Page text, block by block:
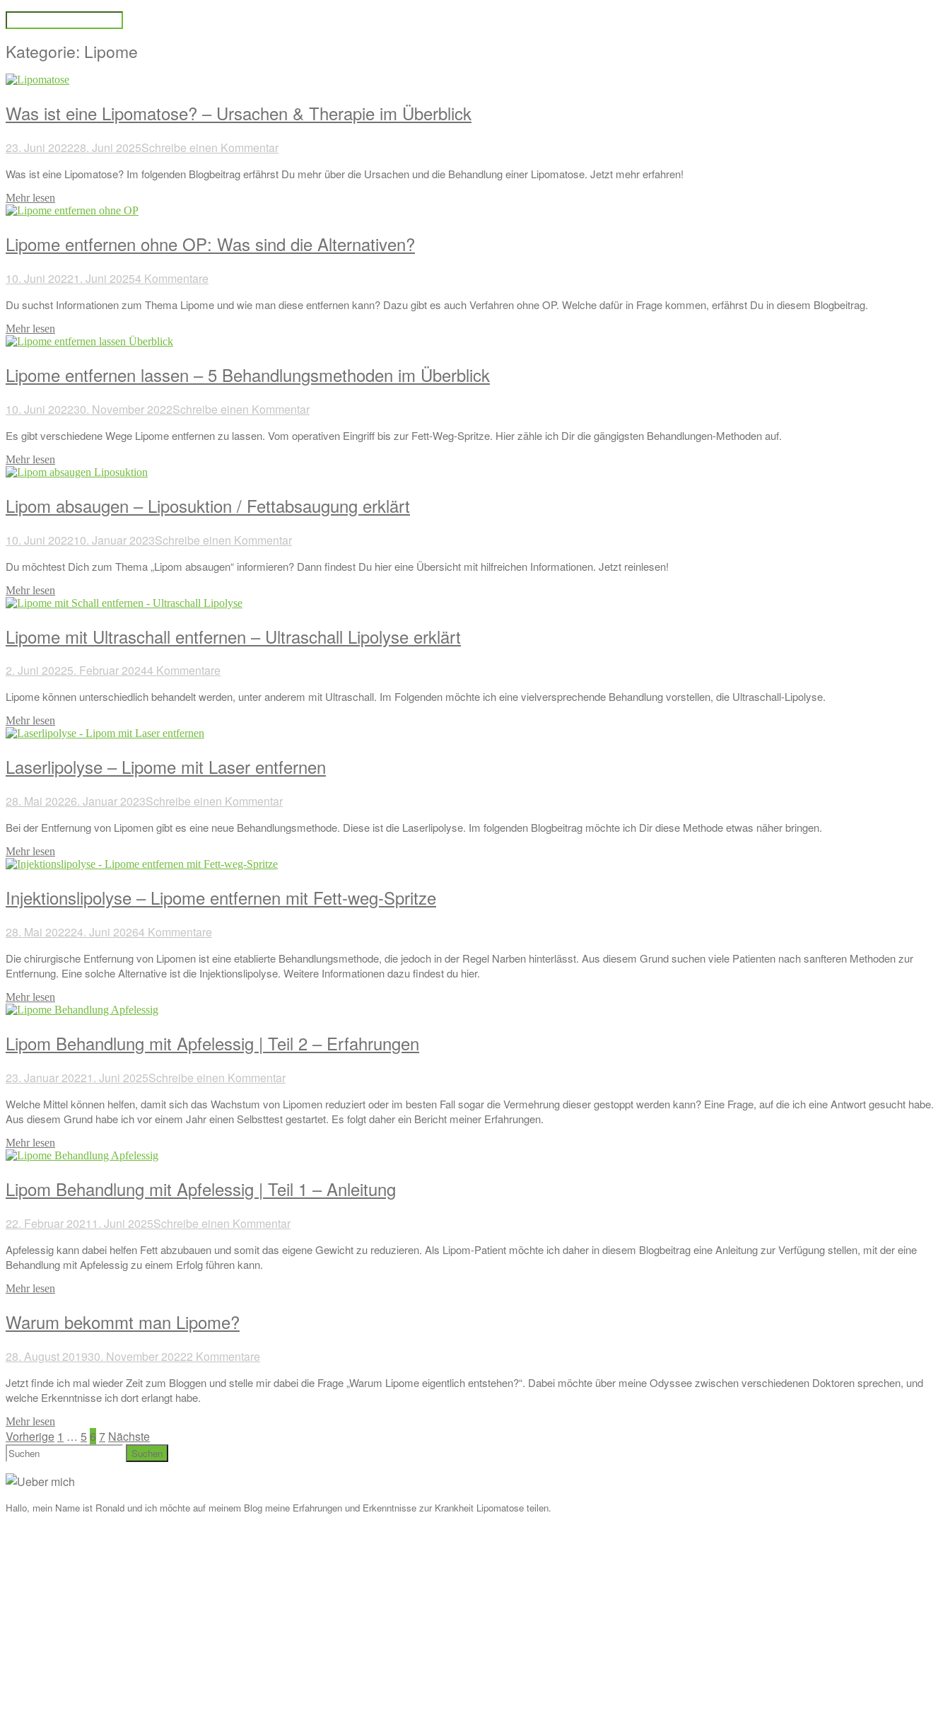
Kategorie: Lipome
Was ist eine Lipomatose? – Ursachen & Therapie im Überblick
23. Juni 202228. Juni 2025Schreibe einen Kommentar
Was ist eine Lipomatose? Im folgenden Blogbeitrag erfährst Du mehr über die Ursachen und die Behandlung einer Lipomatose. Jetzt mehr erfahren!
Mehr lesen
Lipome entfernen ohne OP: Was sind die Alternativen?
10. Juni 20221. Juni 20254 Kommentare
Du suchst Informationen zum Thema Lipome und wie man diese entfernen kann? Dazu gibt es auch Verfahren ohne OP. Welche dafür in Frage kommen, erfährst Du in diesem Blogbeitrag.
Mehr lesen
Lipome entfernen lassen – 5 Behandlungsmethoden im Überblick
10. Juni 202230. November 2022Schreibe einen Kommentar
Es gibt verschiedene Wege Lipome entfernen zu lassen. Vom operativen Eingriff bis zur Fett-Weg-Spritze. Hier zähle ich Dir die gängigsten Behandlungen-Methoden auf.
Mehr lesen
Lipom absaugen – Liposuktion / Fettabsaugung erklärt
10. Juni 202210. Januar 2023Schreibe einen Kommentar
Du möchtest Dich zum Thema „Lipom absaugen“ informieren? Dann findest Du hier eine Übersicht mit hilfreichen Informationen. Jetzt reinlesen!
Mehr lesen
Lipome mit Ultraschall entfernen – Ultraschall Lipolyse erklärt
2. Juni 20225. Februar 20244 Kommentare
Lipome können unterschiedlich behandelt werden, unter anderem mit Ultraschall. Im Folgenden möchte ich eine vielversprechende Behandlung vorstellen, die Ultraschall-Lipolyse.
Mehr lesen
Laserlipolyse – Lipome mit Laser entfernen
28. Mai 20226. Januar 2023Schreibe einen Kommentar
Bei der Entfernung von Lipomen gibt es eine neue Behandlungsmethode. Diese ist die Laserlipolyse. Im folgenden Blogbeitrag möchte ich Dir diese Methode etwas näher bringen.
Mehr lesen
Injektionslipolyse – Lipome entfernen mit Fett-weg-Spritze
28. Mai 202224. Juni 20264 Kommentare
Die chirurgische Entfernung von Lipomen ist eine etablierte Behandlungsmethode, die jedoch in der Regel Narben hinterlässt. Aus diesem Grund suchen viele Patienten nach sanfteren Methoden zur
Entfernung. Eine solche Alternative ist die Injektionslipolyse. Weitere Informationen dazu findest du hier.
Mehr lesen
Lipom Behandlung mit Apfelessig | Teil 2 – Erfahrungen
23. Januar 20221. Juni 2025Schreibe einen Kommentar
Welche Mittel können helfen, damit sich das Wachstum von Lipomen reduziert oder im besten Fall sogar die Vermehrung dieser gestoppt werden kann? Eine Frage, auf die ich eine Antwort gesucht habe.
Aus diesem Grund habe ich vor einem Jahr einen Selbsttest gestartet. Es folgt daher ein Bericht meiner Erfahrungen.
Mehr lesen
Lipom Behandlung mit Apfelessig | Teil 1 – Anleitung
22. Februar 2021 1. Juni 2025Schreibe einen Kommentar
Apfelessig kann dabei helfen Fett abzubauen und somit das eigene Gewicht zu reduzieren. Als Lipom-Patient möchte ich daher in diesem Blogbeitrag eine Anleitung zur Verfügung stellen, mit der eine
Behandlung mit Apfelessig zu einem Erfolg führen kann.
Mehr lesen
Warum bekommt man Lipome?
28. August 201930. November 20222 Kommentare
Jetzt finde ich mal wieder Zeit zum Bloggen und stelle mir dabei die Frage „Warum Lipome eigentlich entstehen?“. Dabei möchte über meine Odyssee zwischen verschiedenen Doktoren sprechen, und
welche Erkenntnisse ich dort erlangt habe.
Mehr lesen
Seitennummerierung
der
Beiträge
Vorherige 1 … 5 6 7 Nächste
Suchen
nach:
Hallo, mein Name ist Ronald und ich möchte auf meinem Blog meine Erfahrungen und Erkenntnisse zur Krankheit Lipomatose teilen.